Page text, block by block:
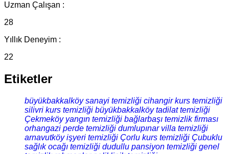
Uzman Çalışan :
28
Yıllık Deneyim :
22
Etiketler
büyükbakkalköy sanayi temizliği cihangir kurs temizliği
silivri kurs temizliği büyükbakkalköy tadilat temizliği
Çekmeköy yangın temizliği bağlarbaşı temizlik firması
orhangazi perde temizliği dumlupınar villa temizliği
arnavutköy işyeri temizliği Çorlu kurs temizliği Çubuklu
sağlık ocağı temizliği dudullu pansiyon temizliği genel